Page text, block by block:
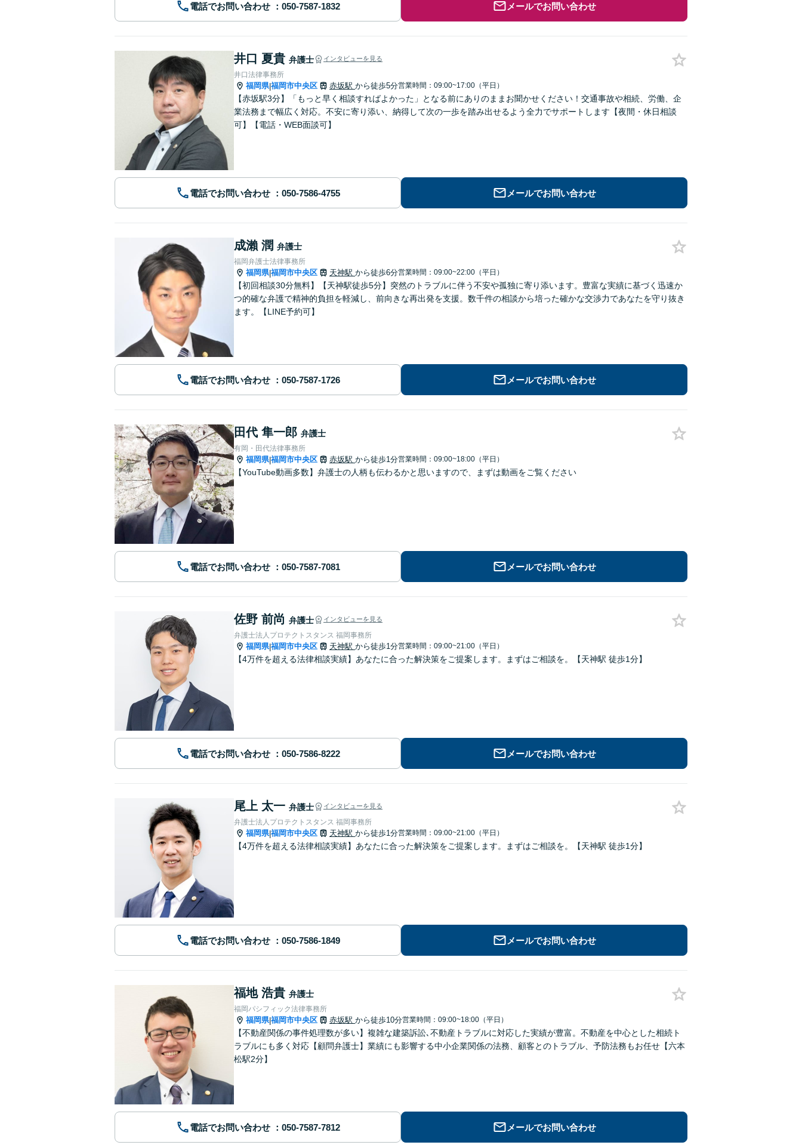
電話でお問い合わせ メールでお問い合わせ
井口 夏貴 弁護士 インタビューを見る
井口法律事務所
福岡県|福岡市中央区 赤坂駅 から徒歩5分営業時間：09:00~17:00（平日）
【赤坂駅3分】「もっと早く相談すればよかった」となる前にありのままお聞かせください！交通事故や相続、労働、企
業法務まで幅広く対応。不安に寄り添い、納得して次の一歩を踏み出せるよう全力でサポートします【夜間・休日相談
可】【電話・WEB面談可】
電話でお問い合わせ メールでお問い合わせ
成瀨 潤 弁護士
福岡弁護士法律事務所
福岡県|福岡市中央区 天神駅 から徒歩6分営業時間：09:00~22:00（平日）
【初回相談30分無料】【天神駅徒歩5分】突然のトラブルに伴う不安や孤独に寄り添います。豊富な実績に基づく迅速か
つ的確な弁護で精神的負担を軽減し、前向きな再出発を支援。数千件の相談から培った確かな交渉力であなたを守り抜き
ます。【LINE予約可】
電話でお問い合わせ メールでお問い合わせ
田代 隼一郎 弁護士
有岡・田代法律事務所
福岡県|福岡市中央区 赤坂駅 から徒歩1分営業時間：09:00~18:00（平日）
【YouTube動画多数】弁護士の人柄も伝わるかと思いますので、まずは動画をご覧ください
電話でお問い合わせ メールでお問い合わせ
佐野 前尚 弁護士 インタビューを見る
弁護士法人プロテクトスタンス 福岡事務所
福岡県|福岡市中央区 天神駅 から徒歩1分営業時間：09:00~21:00（平日）
【4万件を超える法律相談実績】あなたに合った解決策をご提案します。まずはご相談を。【天神駅 徒歩1分】
電話でお問い合わせ メールでお問い合わせ
尾上 太一 弁護士 インタビューを見る
弁護士法人プロテクトスタンス 福岡事務所
福岡県|福岡市中央区 天神駅 から徒歩1分営業時間：09:00~21:00（平日）
【4万件を超える法律相談実績】あなたに合った解決策をご提案します。まずはご相談を。【天神駅 徒歩1分】
電話でお問い合わせ メールでお問い合わせ
福地 浩貴 弁護士
福岡パシフィック法律事務所
福岡県|福岡市中央区 赤坂駅 から徒歩10分営業時間：09:00~18:00（平日）
【不動産関係の事件処理数が多い】複雑な建築訴訟､不動産トラブルに対応した実績が豊富。不動産を中心とした相続ト
ラブルにも多く対応【顧問弁護士】業績にも影響する中小企業関係の法務、顧客とのトラブル、予防法務もお任せ【六本
松駅2分】
電話でお問い合わせ メールでお問い合わせ